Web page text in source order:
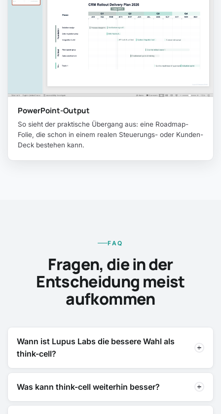
PowerPoint-Output
So sieht der praktische Übergang aus: eine Roadmap-
Folie, die schon in einem realen Steuerungs- oder Kunden-
Deck bestehen kann.
FAQ
Fragen, die in der
Entscheidung meist
aufkommen
Wann ist Lupus Labs die bessere Wahl als
think-cell?
Was kann think-cell weiterhin besser?